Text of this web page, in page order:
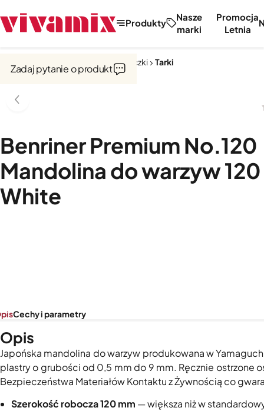
Produkty
Nasze
marki
Promocja
Letnia
Noże, tarki, obieraczki Tarki
Benriner Premium No.120
Mandolina do warzyw
White
Zadaj pytanie o produkt
Cechy i parametry
Opis
Japońska mandolina do warzyw produkowana w
plastry o grubości od 0,5 mm do 9 mm. Ręcznie ostrzone
Bezpieczeństwa Materiałów Kontaktu z Żywnością co
Szerokość robocza 120 mm — większa niż w